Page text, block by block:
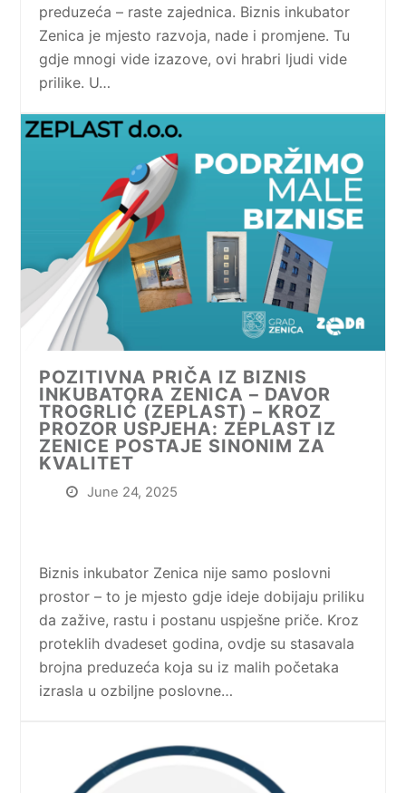
preduzeća – raste zajednica. Biznis inkubator
Zenica je mjesto razvoja, nade i promjene. Tu
gdje mnogi vide izazove, ovi hrabri ljudi vide
prilike. U…
POZITIVNA PRIČA IZ BIZNIS
INKUBATORA ZENICA – DAVOR
TROGRLIĆ (ZEPLAST) – KROZ
PROZOR USPJEHA: ZEPLAST IZ
ZENICE POSTAJE SINONIM ZA
KVALITET
June 24, 2025
Biznis inkubator Zenica nije samo poslovni
prostor – to je mjesto gdje ideje dobijaju priliku
da zažive, rastu i postanu uspješne priče. Kroz
proteklih dvadeset godina, ovdje su stasavala
brojna preduzeća koja su iz malih početaka
izrasla u ozbiljne poslovne…